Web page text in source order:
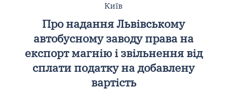
Київ
Про надання Львівському
автобусному заводу права на
експорт магнію і звільнення від
сплати податку на добавлену
вартість